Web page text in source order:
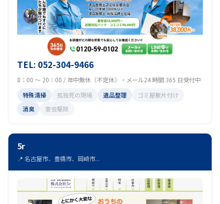
TEL: 052-304-9466
8：00 ～ 20：00 / 年中無休（不定休）・メール24 時間 365 日受付中
特殊清掃
孤独死の現場 遺品整理
ゴミ屋敷片付け
消臭
害虫駆除
5r
📍 名古屋市、豊橋市、岡崎市...